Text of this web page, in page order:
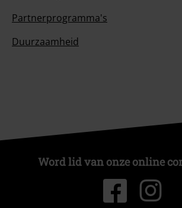
Partnerprogramma's
Duurzaamheid
Word lid van onze online